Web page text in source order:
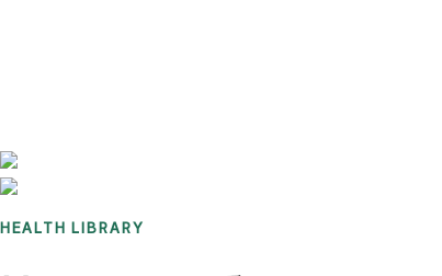
HEALTH LIBRARY